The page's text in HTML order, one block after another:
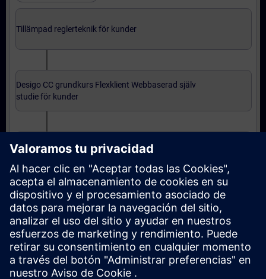
Tillämpad reglerteknik för kunder
Desigo CC grundkurs Flexklient Webbaserad själv
studie för kunder
Desigo CC grundkurs installerad klient för kunder
Avancerad nivå: kurser
Desigo CC fortsättningskurs installerad klient för
kunder